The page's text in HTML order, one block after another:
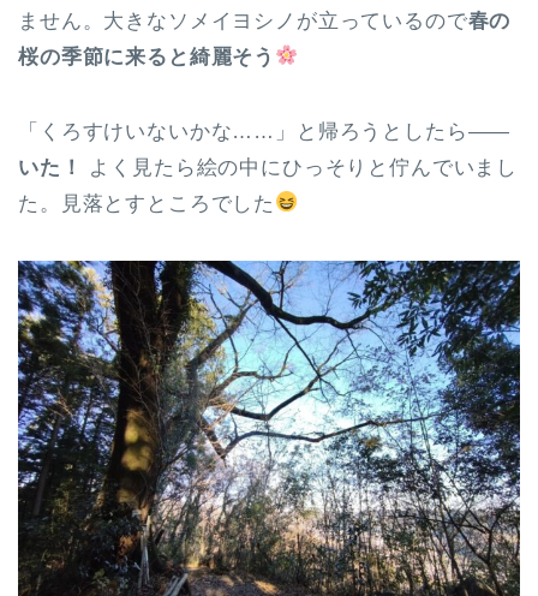
ません。大きなソメイヨシノが立っているので春の
桜の季節に来ると綺麗そう
「くろすけいないかな……」と帰ろうとしたら——
いた！
よく見たら絵の中にひっそりと佇んでいまし
た。見落とすところでした